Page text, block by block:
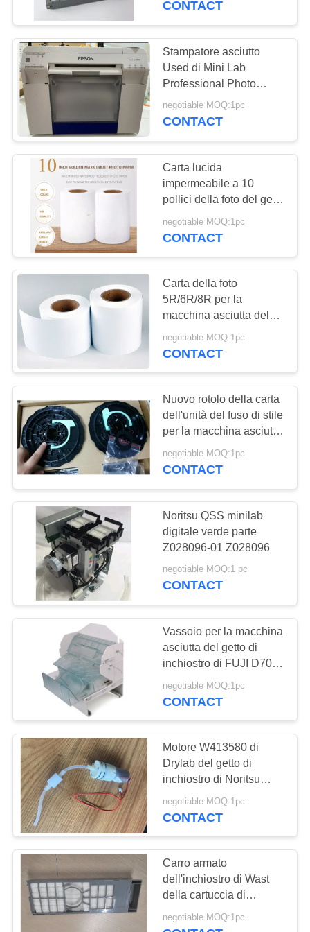
Nastro dell'orologio
marcatempo
169
Filtro chimico
Cassetta di nastro
dell'inchiostro
47
Stampatore Ribbon
Cartridge
Parte di Poli
Laserlab
181
Macchina utilizzata
del minilab
SureColor SC-P800
P800 D700 SureLab
CONTACT
Stampatore asciutto
Used di Mini Lab
Professional Photo
Commercial del film di
Epson SureLab D700
negotiable MOQ:1pc
CONTACT
Carta lucida
impermeabile a 10
pollici della foto del getto
di inchiostro del segno
dorato 254mm 50m
Noritsu D1005
negotiable MOQ:1pc
CONTACT
Carta della foto
5R/6R/8R per la
macchina asciutta del
getto di inchiostro di
FUJI D700 DX100 D880
negotiable MOQ:1pc
CONTACT
Nuovo rotolo della carta
dell'unità del fuso di stile
per la macchina asciutta
del getto di inchiostro di
FUJI DE100 Minilab
negotiable MOQ:1pc
CONTACT
Noritsu QSS minilab
digitale verde parte
Z028096-01 Z028096
negotiable MOQ:1 pc
CONTACT
Vassoio per la macchina
asciutta del getto di
inchiostro di FUJI D700
DX100 D880 Minilab
negotiable MOQ:1pc
CONTACT
Motore W413580 di
Drylab del getto di
inchiostro di Noritsu
D1005
negotiable MOQ:1pc
CONTACT
Carro armato
dell'inchiostro di Wast
della cartuccia di
manutenzione per il
carro armato asciutto di
negotiable MOQ:1pc